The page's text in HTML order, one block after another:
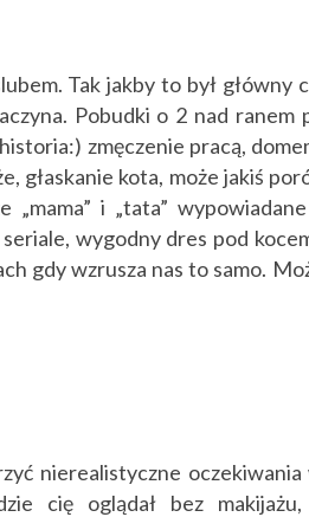
Tak jakby to był główny
Pobudki o 2 nad ranem
zmęczenie pracą,
głaskanie kota, może jakiś
i „tata”
wygodny dres pod
gdy wzrusza nas to samo.
nierealistyczne oczekiwania
cię oglądał bez